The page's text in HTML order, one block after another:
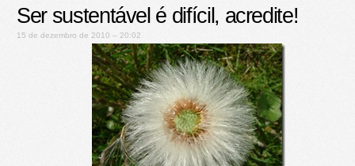
Ser sustentável é difícil, acredite!
15 de dezembro de 2010 – 20:02